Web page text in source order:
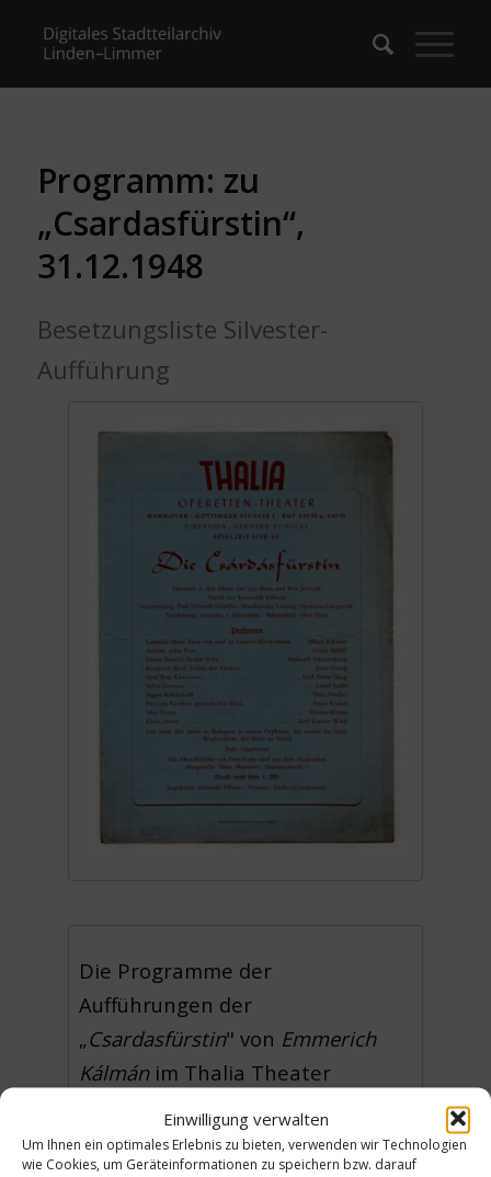
Einwilligung verwalten
Um Ihnen ein optimales Erlebnis zu bieten, verwenden wir Technologien
wie Cookies, um Geräteinformationen zu speichern bzw. darauf
Programm: zu
„Csardasfürstin“,
31.12.1948
Besetzungsliste Silvester-
Aufführung
Die Programme der
Aufführungen der
„Csardasfürstin" von Emmerich
Kálmánim Thalia Theater
2.2.1949, 6.11.1949 finden sich in